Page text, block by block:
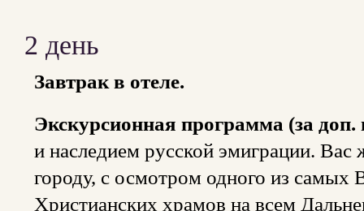
2 день
Завтрак в отеле.
Экскурсионная программа (за
и наследием русской эмиграции. Вас
городу, с осмотром одного из самых
Христианских храмов на всем